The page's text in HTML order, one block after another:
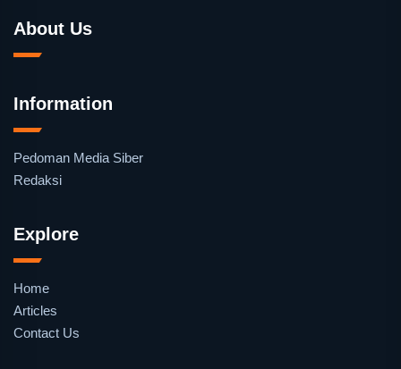
About Us
Information
Pedoman Media Siber
Redaksi
Explore
Home
Articles
Contact Us